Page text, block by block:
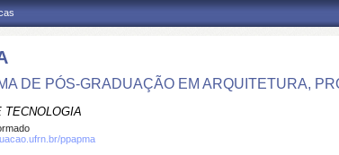
DE PÓS-GRADUAÇÃO EM ARQUITETURA,
TECNOLOGIA
ppapma